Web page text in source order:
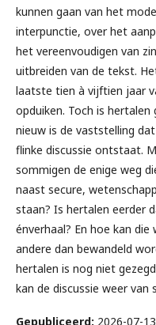
kunnen gaan van het
interpunctie, over het
het vereenvoudigen van
uitbreiden van de tekst.
laatste tien à vijftien jaar
opduiken. Toch is hertalen
nieuw is de vaststelling
flinke discussie ontstaat.
sommigen de enige weg
naast secure,
staan? Is hertalen eerder
énverhaal? En hoe kan die
andere dan bewandeld
hertalen is nog niet
kan de discussie weer van
Gepubliceerd: 2026-07-13